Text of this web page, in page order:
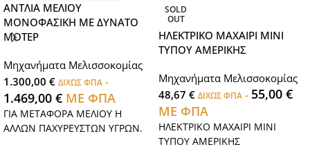
ΑΝΤΛΙΑ ΜΕΛΙΟΥ
ΜΟΝΟΦΑΣΙΚΗ ΜΕ ΔΥΝΑΤΟ
ΜΟΤΕΡ
Μηχανήματα Μελισσοκομίας
1.300,00 € ΔΙΧΩΣ ΦΠΑ -
1.469,00 € ΜΕ ΦΠΑ
ΓΙΑ ΜΕΤΑΦΟΡΑ ΜΕΛΙΟΥ Η
ΑΛΛΩΝ ΠΑΧΥΡΕΥΣΤΩΝ ΥΓΡΩΝ.
SOLD
OUT
ΗΛΕΚΤΡΙΚΟ ΜΑΧΑΙΡΙ ΜΙΝΙ
ΤΥΠΟΥ ΑΜΕΡΙΚΗΣ
Μηχανήματα Μελισσοκομίας
48,67 € ΔΙΧΩΣ ΦΠΑ - 55,00 €
ΜΕ ΦΠΑ
ΗΛΕΚΤΡΙΚΟ ΜΑΧΑΙΡΙ ΜΙΝΙ
ΤΥΠΟΥ ΑΜΕΡΙΚΗΣ